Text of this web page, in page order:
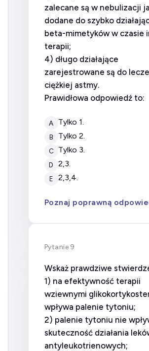
zalecane są w nebulizacji
dodane do szybko
beta-mimetyków w czasie
terapii;
4) długo działające
zarejestrowane są do
ciężkiej astmy.
Prawidłowa odpowiedź to:
A tylko 1.
B tylko 2.
C tylko 3.
D 2,3.
E 2,3,4.
Poznaj poprawną
Pytanie 9
Wskaż prawdziwe
1) na efektywność terapii
wziewnymi
wpływa palenie tytoniu;
2) palenie tytoniu nie
skuteczność działania
antyleukotrienowych;